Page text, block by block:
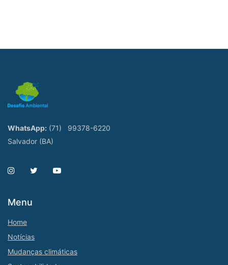
WhatsApp: (71)
99378-6220
Salvador (BA)
Menu
Home
Notícias
Mudanças climáticas